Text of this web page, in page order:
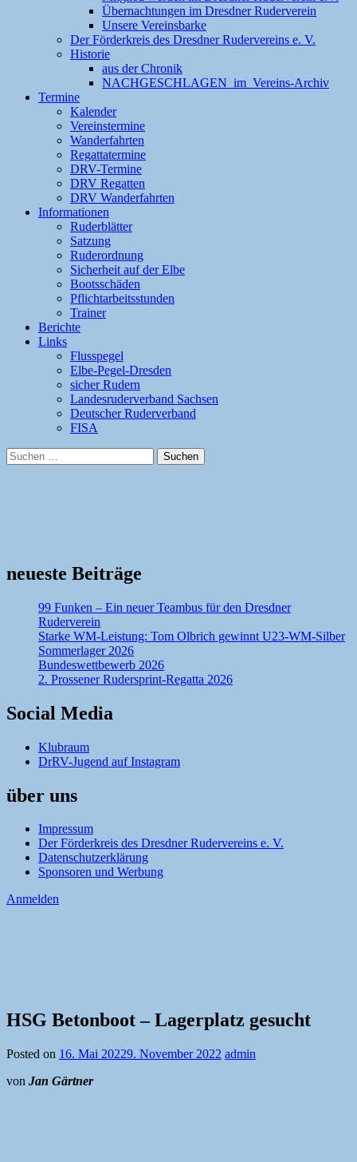
Übernachtungen im Dresdner Ruderverein
Unsere Vereinsbarke
Der Förderkreis des Dresdner Rudervereins e. V.
Historie
aus der Chronik
NACHGESCHLAGEN im Vereins-Archiv
Termine
Kalender
Vereinstermine
Wanderfahrten
Regattatermine
DRV-Termine
DRV Regatten
DRV Wanderfahrten
Informationen
Ruderblätter
Satzung
Ruderordnung
Sicherheit auf der Elbe
Bootsschäden
Pflichtarbeitsstunden
Trainer
Berichte
Links
Flusspegel
Elbe-Pegel-Dresden
sicher Rudern
Landesruderverband Sachsen
Deutscher Ruderverband
FISA
Suchen
nach:
neueste Beiträge
99 Funken – Ein neuer Teambus für den Dresdner
Ruderverein
Starke WM-Leistung: Tom Olbrich gewinnt U23-WM-Silber
Sommerlager 2026
Bundeswettbewerb 2026
2. Prossener Rudersprint-Regatta 2026
Social Media
Klubraum
DrRV-Jugend auf Instagram
über uns
Impressum
Der Förderkreis des Dresdner Rudervereins e. V.
Datenschutzerklärung
Sponsoren und Werbung
Anmelden
HSG Betonboot – Lagerplatz gesucht
Posted on 16. Mai 20229. November 2022 admin
von Jan Gärtner